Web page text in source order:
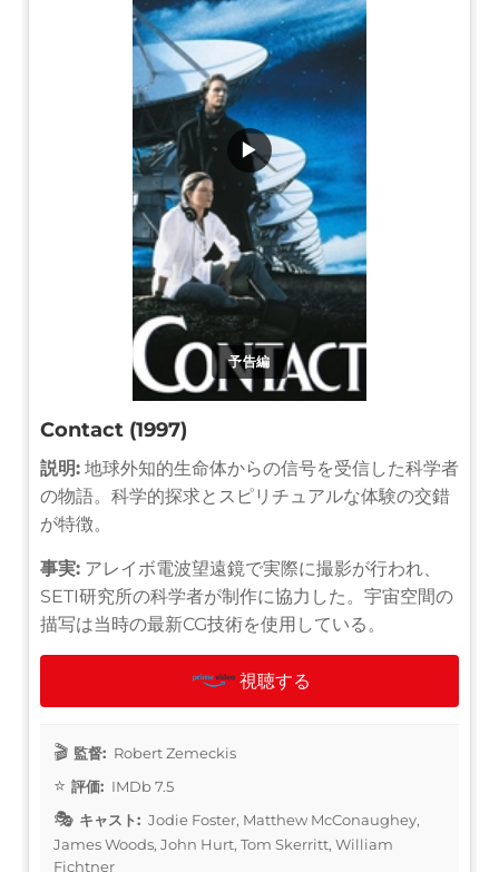
予告編
▶
Contact (1997)
説明: 地球外知的生命体からの信号を受信した科学者
の物語。科学的探求とスピリチュアルな体験の交錯
が特徴。
事実: アレイボ電波望遠鏡で実際に撮影が行われ、
SETI研究所の科学者が制作に協力した。宇宙空間の
描写は当時の最新CG技術を使用している。
視聴する
監督: Robert Zemeckis
評価: IMDb 7.5
キャスト: Jodie Foster, Matthew McConaughey,
James Woods, John Hurt, Tom Skerritt, William
Fichtner